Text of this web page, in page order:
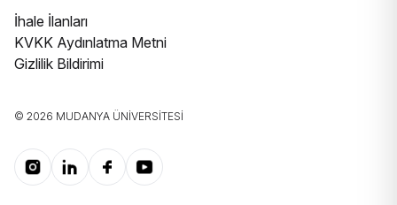
İhale İlanları
KVKK Aydınlatma Metni
Gizlilik Bildirimi
© 2026 MUDANYA ÜNIVERSITESI